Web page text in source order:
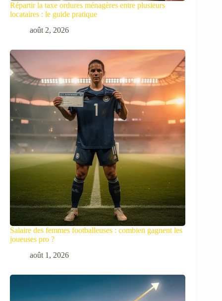
Répartir la taxe ordures ménagères entre plusieurs
locataires : le guide pratique
août 2, 2026
Salaire des femmes footballeuses : combien gagnent les
joueuses pro ?
août 1, 2026